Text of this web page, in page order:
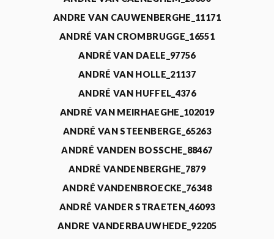
ANDRE VAN CAUWENBERGHE_11171
ANDRÉ VAN CROMBRUGGE_16551
ANDRÉ VAN DAELE_97756
ANDRÉ VAN HOLLE_21137
ANDRÉ VAN HUFFEL_4376
ANDRÉ VAN MEIRHAEGHE_102019
ANDRÉ VAN STEENBERGE_65263
ANDRÉ VANDEN BOSSCHE_88467
ANDRÉ VANDENBERGHE_7879
ANDRÉ VANDENBROECKE_76348
ANDRÉ VANDER STRAETEN_46093
ANDRE VANDERBAUWHEDE_92205